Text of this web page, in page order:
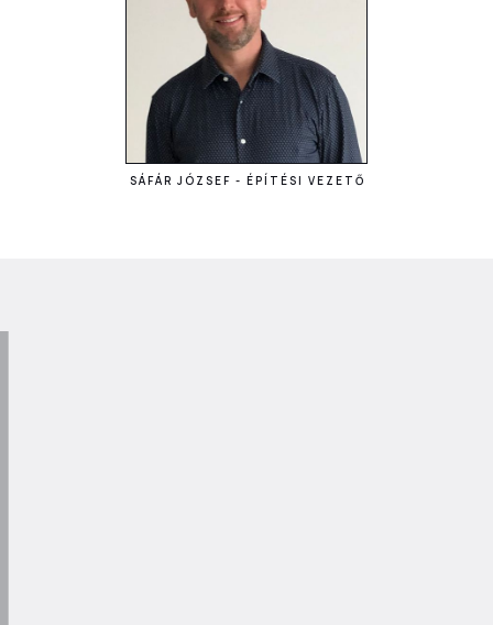
SÁFÁR JÓZSEF - ÉPÍTÉSI VEZETŐ